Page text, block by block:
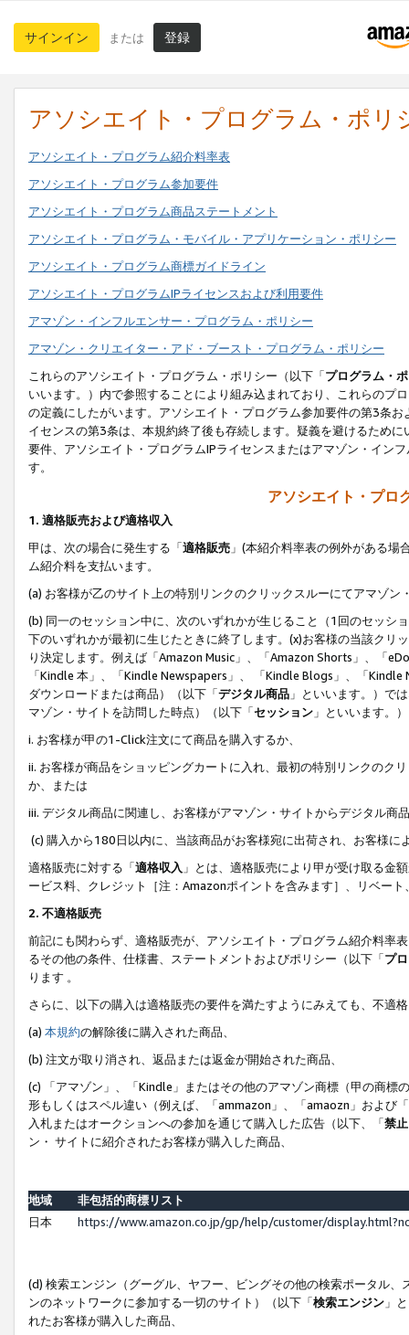
サインイン または 登録
アソシエイト・プログラム・ポリ
アソシエイト・プログラム紹介料率表
アソシエイト・プログラム参加要件
アソシエイト・プログラム商品ステートメント
アソシエイト・プログラム・モバイル・アプリケーション・ポリシー
アソシエイト・プログラム商標ガイドライン
アソシエイト・プログラムIPライセンスおよび利用要件
アマゾン・インフルエンサー・プログラム・ポリシー
アマゾン・クリエイター・アド・ブースト・プログラム・ポリシー
これらのアソシエイト・プログラム・ポリシー（以下「プログラム・
いいます。）内で参照することにより組み込まれており、これらのプ
の定義にしたがいます。アソシエイト・プログラム参加要件の第3条
イセンスの第3条は、本規約終了後も存続します。疑義を避けるため
要件、アソシエイト・プログラムIPライセンスまたはアマゾン・イン
す。
アソシエイト・プロ
1. 適格販売および適格収入
甲は、次の場合に発生する「適格販売 」(本紹介料率表の例外がある
ム紹介料を支払います。
(a) お客様が乙のサイト上の特別リンクのクリックスルーにてアマゾン
(b) 同一のセッション中に、次のいずれかが生じること（1回のセッシ
下のいずれかが最初に生じたときに終了します。(x)お客様の当該ク
り決定します。例えば「Amazon Music」、「Amazon Shorts」、「
「Kindle 本」、「Kindle Newspapers」、 「Kindle Blogs」、「
ダウンロードまたは商品）（以下「デジタル商品 」といいます。）で
マゾン・サイトを訪問した時点）（以下「セッション 」といいます。
i. お客様が甲の1-Click注文にて商品を購入するか、
ii. お客様が商品をショッピングカートに入れ、最初の特別リンクのク
か、または
iii. デジタル商品に関連し、お客様がアマゾン・サイトからデジタル
(c) 購入から180日以内に、当該商品がお客様宛に出荷され、お客様
適格販売に対する「適格収入 」とは、適格販売により甲が受け取る金
ービス料、クレジット［注：Amazonポイントを含みます］、リベー
2. 不適格販売
前記にも関わらず、適格販売が、アソシエイト・プログラム紹介料率
るその他の条件、仕様書、ステートメントおよびポリシー（以下「プ
ります 。
さらに、以下の購入は適格販売の要件を満たすようにみえても、不適
(a) 本規約の解除後に購入された商品、
(b) 注文が取り消され、返品または返金が開始された商品、
(c) 「アマゾン」、「Kindle」またはその他のアマゾン商標（甲の商
形もしくはスペル違い（例えば、「ammazon」、「amaozn」および
入札またはオークションへの参加を通じて購入した広告（以下、「禁
ン・ サイトに紹介されたお客様が購入した商品、
地域
非包括的商標リスト
日本
https://www.amazon.co.jp/gp/help/customer/
(d) 検索エンジン（グーグル、ヤフー、ビングその他の検索ポータル
ンのネットワークに参加する一切のサイト）（以下「検索エンジン 」
れたお客様が購入した商品、